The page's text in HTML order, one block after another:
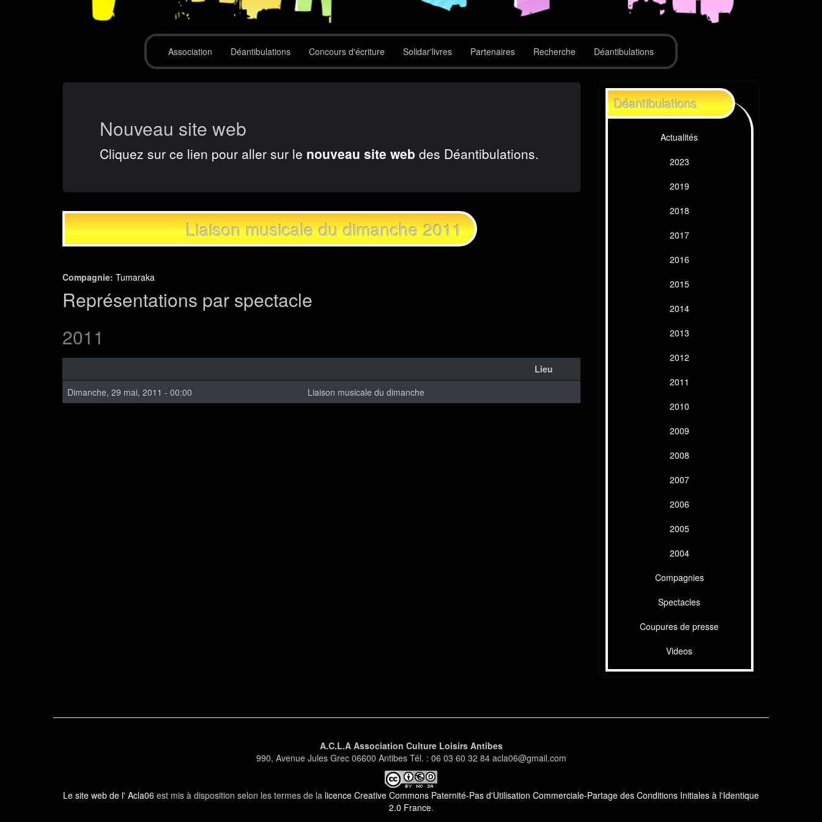
Association Déantibulations Concours d'écriture Solidar'livres Partenaires Recherche Déantibulations
Nouveau site web
Cliquez sur ce lien pour aller sur le nouveau site web des Déantibulations.
Liaison musicale du dimanche 2011
Compagnie: Tumaraka
Représentations par spectacle
2011
Lieu
Dimanche, 29 mai, 2011 - 00:00
Liaison musicale du dimanche
Déantibulations
Actualités
2023
2019
2018
2017
2016
2015
2014
2013
2012
2011
2010
2009
2008
2007
2006
2005
2004
Compagnies
Spectacles
Coupures de presse
Videos
A.C.L.A Association Culture Loisirs Antibes
990, Avenue Jules Grec 06600 Antibes Tél. : 06 03 60 32 84 acla06@gmail.com
Le site web de l' Acla06 est mis à disposition selon les termes de la licence Creative Commons Paternité-Pas d'Utilisation Commerciale-Partage des Conditions Initiales à l'Identique
2.0 France.